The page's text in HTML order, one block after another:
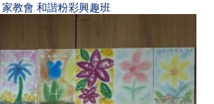
家教會 和諧粉彩興趣班